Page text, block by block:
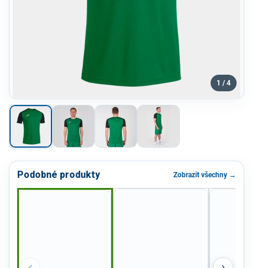
1 / 4
Podobné produkty Zobrazit všechny →